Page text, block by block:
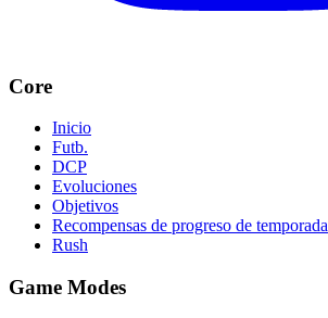
Core
Inicio
Futb.
DCP
Evoluciones
Objetivos
Recompensas de progreso de temporada
Rush
Game Modes